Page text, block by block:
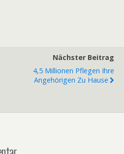
Nächster Beitrag
4,5 Millionen Pflegen Ihre
Angehörigen Zu Hause